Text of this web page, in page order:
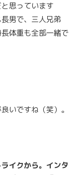
思っています
男で、三人兄弟
体重も全部一緒で
いですね（笑）。
イクから。インタ